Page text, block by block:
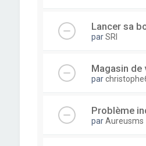
Lancer sa
parSRI
Magasin de
par
Problème
parAureusms